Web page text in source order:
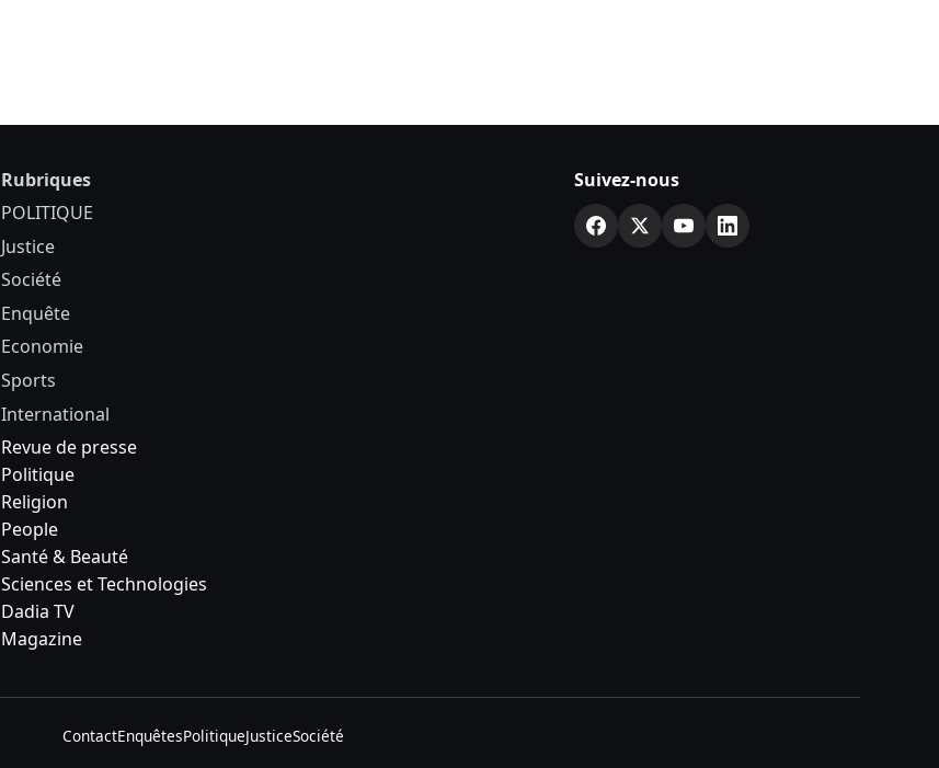
Rubriques
POLITIQUE
Justice
Société
Enquête
Economie
Sports
International
Revue de presse
Politique
Religion
People
Santé & Beauté
Sciences et Technologies
Dadia TV
Magazine
Suivez-nous
ContactEnquêtesPolitiqueJusticeSociété